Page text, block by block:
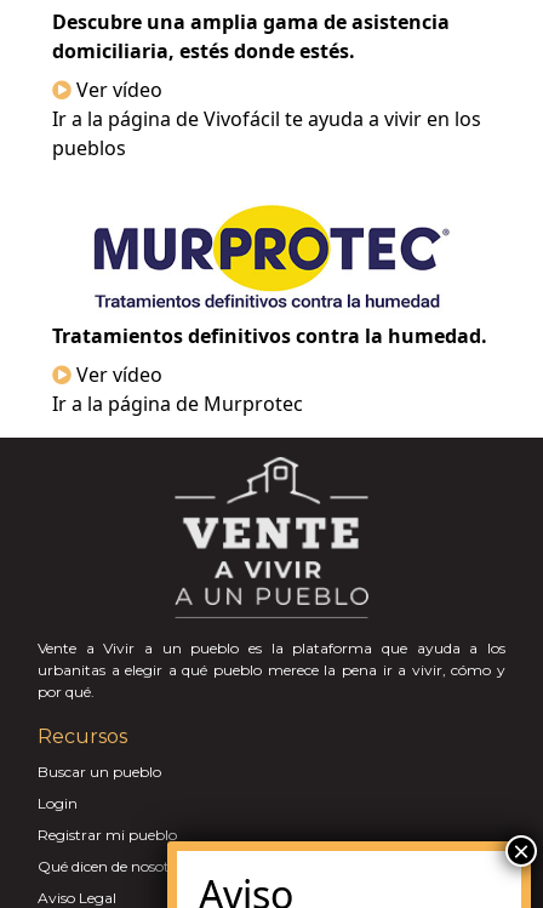
Descubre una amplia gama de asistencia
domiciliaria, estés donde estés.
Ver vídeo
Ir a la página de Vivofácil te ayuda a vivir en los
pueblos
Tratamientos definitivos contra la humedad.
Ver vídeo
Ir a la página de Murprotec
Vente a Vivir a un pueblo es la plataforma que ayuda a los
urbanitas a elegir a qué pueblo merece la pena ir a vivir, cómo y
por qué.
Recursos
Buscar un pueblo
Login
Registrar mi pueblo
Qué dicen de nosotros
Aviso Legal